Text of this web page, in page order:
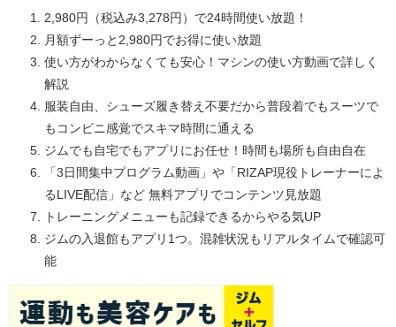
2,980円（税込み3,278円）で24時間使い放題！
月額ずーっと2,980円でお得に使い放題
使い方がわからなくても安心！マシンの使い方動画で詳しく
解説
服装自由、シューズ履き替え不要だから普段着でもスーツで
もコンビニ感覚でスキマ時間に通える
ジムでも自宅でもアプリにお任せ！時間も場所も自由自在
「3日間集中プログラム動画」や「RIZAP現役トレーナーによ
るLIVE配信」など 無料アプリでコンテンツ見放題
トレーニングメニューも記録できるからやる気UP
ジムの入退館もアプリ1つ。混雑状況もリアルタイムで確認可
能